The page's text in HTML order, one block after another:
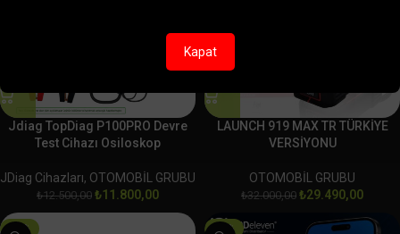
Jdiag TopDiag P100PRO Devre
Test Cihazı Osiloskop
JDiag Cihazları, OTOMOBİL GRUBU
₺12.500,00 ₺11.800,00
LAUNCH 919 MAX TR TÜRKİYE
VERSİYONU
OTOMOBİL GRUBU
₺32.000,00 ₺29.490,00
-13% -25%
Kapat